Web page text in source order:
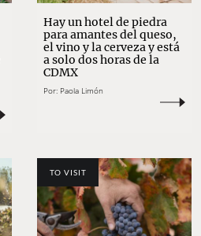
Hay un hotel de piedra
para amantes del queso,
el vino y la cerveza y está
a solo dos horas de la
CDMX
Por: Paola Limón
TO VISIT